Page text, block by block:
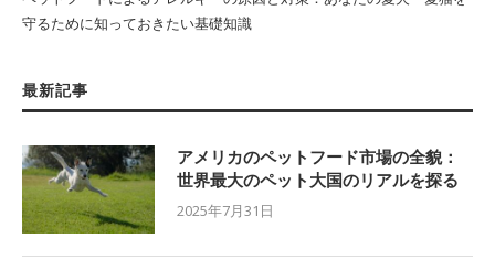
守るために知っておきたい基礎知識
最新記事
アメリカのペットフード市場の全貌：
世界最大のペット大国のリアルを探る
2025年7月31日